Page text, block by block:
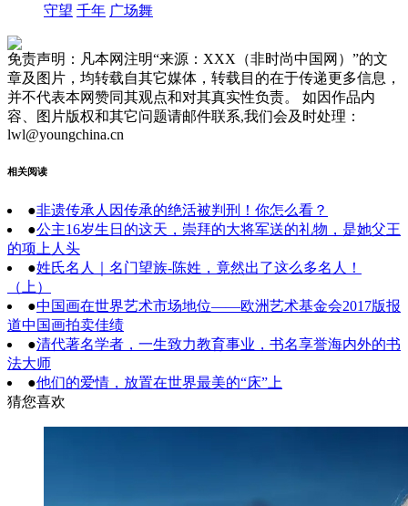
守望 千年 广场舞
免责声明：凡本网注明“来源：XXX（非时尚中国网）”的文
章及图片，均转载自其它媒体，转载目的在于传递更多信息，
并不代表本网赞同其观点和对其真实性负责。 如因作品内
容、图片版权和其它问题请邮件联系,我们会及时处理：
lwl@youngchina.cn
相关阅读
●非遗传承人因传承的绝活被判刑！你怎么看？
●公主16岁生日的这天，崇拜的大将军送的礼物，是她父王
的项上人头
●姓氏名人｜名门望族-陈姓，竟然出了这么多名人！
（上）
●中国画在世界艺术市场地位——欧洲艺术基金会2017版报
道中国画拍卖佳绩
●清代著名学者，一生致力教育事业，书名享誉海内外的书
法大师
●他们的爱情，放置在世界最美的“床”上
猜您喜欢